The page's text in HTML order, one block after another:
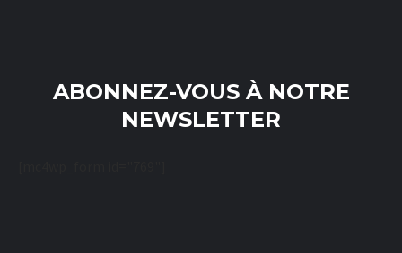
ABONNEZ-VOUS À NOTRE
NEWSLETTER